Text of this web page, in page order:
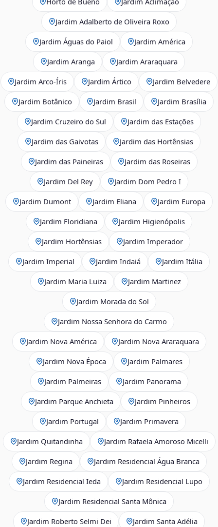
Jardim Adalberto de Oliveira Roxo
Jardim Águas do Paiol Jardim América
Jardim Aranga Jardim Araraquara
Jardim Arco‑Íris Jardim Ártico Jardim Belvedere
Jardim Botânico Jardim Brasil Jardim Brasília
Jardim Cruzeiro do Sul Jardim das Estações
Jardim das Gaivotas Jardim das Hortênsias
Jardim das Paineiras Jardim das Roseiras
Jardim Del Rey Jardim Dom Pedro I
Jardim Dumont Jardim Eliana Jardim Europa
Jardim Floridiana Jardim Higienópolis
Jardim Hortênsias Jardim Imperador
Jardim Imperial Jardim Indaiá Jardim Itália
Jardim Maria Luiza Jardim Martinez
Jardim Morada do Sol
Jardim Nossa Senhora do Carmo
Jardim Nova América Jardim Nova Araraquara
Jardim Nova Época Jardim Palmares
Jardim Palmeiras Jardim Panorama
Jardim Parque Anchieta Jardim Pinheiros
Jardim Portugal Jardim Primavera
Jardim Quitandinha Jardim Rafaela Amoroso Micelli
Jardim Regina Jardim Residencial Água Branca
Jardim Residencial Ieda Jardim Residencial Lupo
Jardim Residencial Santa Mônica
Jardim Roberto Selmi Dei Jardim Santa Adélia